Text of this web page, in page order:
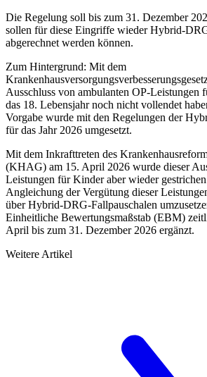
Die Regelung soll bis zum 31. Dezember
sollen für diese Eingriffe wieder Hybrid-
abgerechnet werden können.
Zum Hintergrund: Mit dem
Ausschluss von ambulanten OP-Leistungen
das 18. Lebensjahr noch nicht vollendet
Vorgabe wurde mit den Regelungen der
für das Jahr 2026 umgesetzt.
Mit dem Inkrafttreten des
(KHAG) am 15. April 2026 wurde dieser
Leistungen für Kinder aber wieder
Angleichung der Vergütung dieser
über Hybrid-DRG-Fallpauschalen
Einheitliche Bewertungsmaßstab (EBM)
April bis zum 31. Dezember 2026 ergänzt.
Weitere Artikel